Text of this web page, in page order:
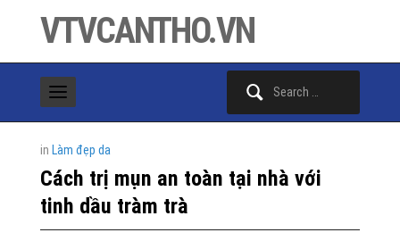
VTVCANTHO.VN
in Làm đẹp da
Cách trị mụn an toàn tại nhà với
tinh dầu tràm trà